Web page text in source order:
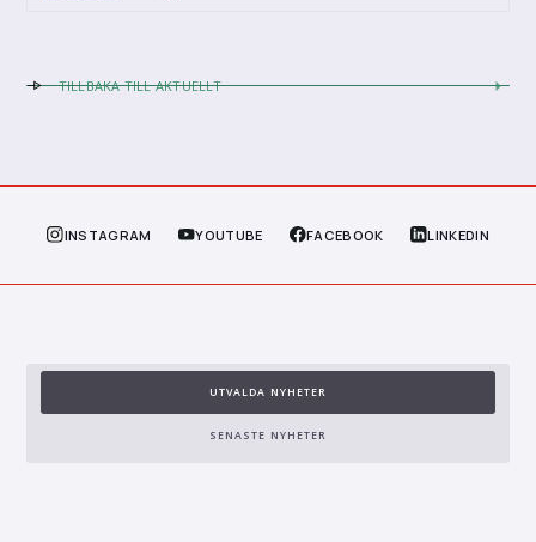
TILLBAKA TILL AKTUELLT
INSTAGRAM YOUTUBE FACEBOOK LINKEDIN
UTVALDA NYHETER
SENASTE NYHETER